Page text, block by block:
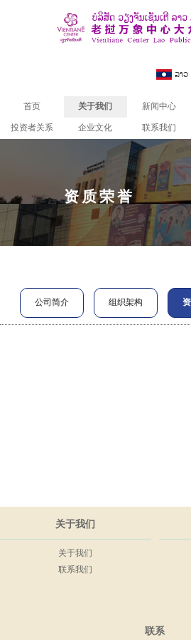
ລາວ
首页 关于我们 新闻中心
投资者关系
企业文化 联系我们
资质荣誉
关于
公司简介 组织架构
关于我们
关于我们
联系我们
联系